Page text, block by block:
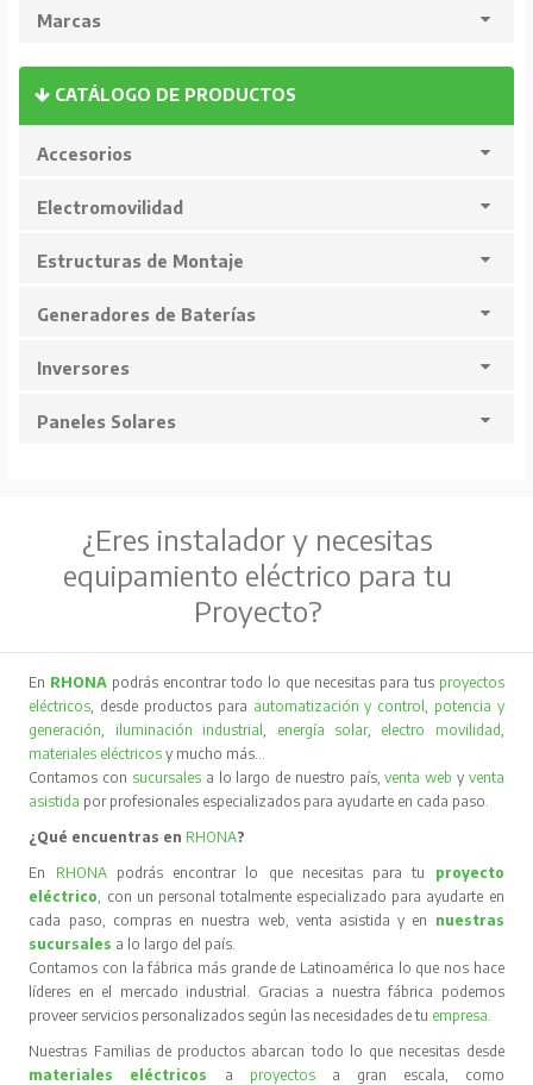
Marcas
CATÁLOGO DE PRODUCTOS
Accesorios
Electromovilidad
Estructuras de Montaje
Generadores de Baterías
Inversores
Paneles Solares
¿Eres instalador y necesitas
equipamiento eléctrico para tu
Proyecto?
En RHONA podrás encontrar todo lo que necesitas para tus proyectos
eléctricos , desde productos para automatización y control
potencia y
generación
iluminación industrial energía solar, electro movilidad
materiales eléctricos y mucho más…
Contamos con sucursales a lo largo de nuestro país,venta web y venta
asistida por profesionales especializados para ayudarte en cada paso.
¿Qué encuentras en RHONA?
En RHONA podrás encontrar lo que necesitas para tu proyecto
eléctrico , con un personal totalmente especializado para ayudarte en
cada paso, compras en nuestra web, venta asistida y en nuestras
sucursales a lo largo del país.
Contamos con la fábrica más grande de Latinoamérica lo que nos hace
líderes en el mercado industrial. Gracias a nuestra fábrica podemos
proveer servicios personalizados según las necesidades de tu empresa
Nuestras Familias de productos abarcan todo lo que necesitas desde
materiales eléctricos
a proyectos
a gran escala, como